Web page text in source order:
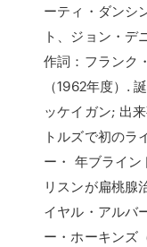
ーティ・ダンシ
ト、ジョン・デ
作詞：フランク
（1962年度）.
ッケイガン; 出
トルズで初のラ
ー・ 年ブライ
リスンが扁桃腺
イヤル・アルバ
ー・ホーキンズ